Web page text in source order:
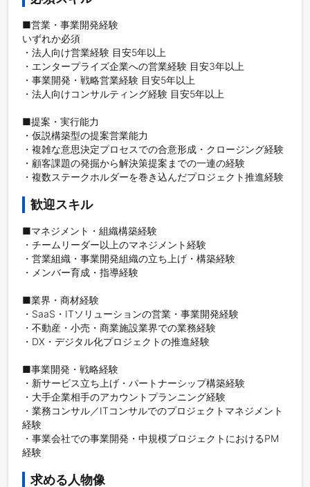
■営業・事業開発経験
いずれか必須
・法人向け営業経験 目安5年以上
・エンタープライズ企業への営業経験 目安3年以上
・事業開発・戦略営業経験 目安5年以上
・法人向けコンサルティング経験 目安5年以上
■提案・実行能力
・仮説構築型の提案営業能力
・複雑な意思決定プロセスでの合意形成・クロージング経験
・顧客課題の発掘から解決策提案までの一連の経験
・複数ステークホルダーを巻き込んだプロジェクト推進経験
歓迎スキル
■マネジメント・組織構築経験
・チームリーダー以上のマネジメント経験
・営業組織・事業開発組織の立ち上げ・構築経験
・メンバー育成・指導経験
■業界・商材経験
・SaaS・ITソリューションの営業・事業開発経験
・不動産・小売・商業施設業界での業務経験
・DX・デジタル化プロジェクトの推進経験
■事業開発・戦略経験
・新サービス立ち上げ・パートナーシップ構築経験
・大手企業相手のアカウントプランニング経験
・業務コンサル／ITコンサルでのプロジェクトマネジメント
経験
・事業会社での事業開発・中規模プロジェクトにおけるPM
経験
求める人物像